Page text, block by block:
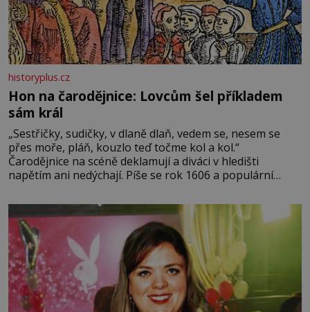
historyplus.cz
Hon na čarodějnice: Lovcům šel příkladem
sám král
„Sestřičky, sudičky, v dlaně dlaň, vedem se, nesem se
přes moře, pláň, kouzlo teď točme kol a kol.“
Čarodějnice na scéně deklamují a diváci v hledišti
napětím ani nedýchají. Píše se rok 1606 a populární
Tragédii o Macbethovi. Napsal ji pro krále Jakuba I., jenž
v roce 1603 vystřídal